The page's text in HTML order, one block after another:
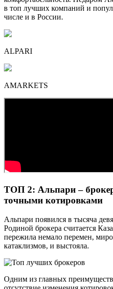
в топ лучших компаний и
числе и в России.
ALPARI
AMARKETS
ТОП 2: Альпари –
точными котировками
Альпари появился в тысяча
Родиной брокера считается
пережила немало перемен,
катаклизмов, и выстояла.
Одним из главных